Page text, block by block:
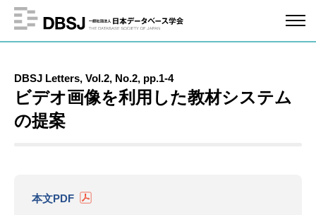
DBSJ Letters, Vol.2, No.2, pp.1-4
ビデオ画像を利用した教材システム
の提案
本文PDF